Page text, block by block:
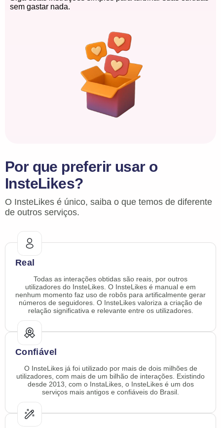
sem gastar nada.
Por que preferir usar o
InsteLikes?
O InsteLikes é único, saiba o que temos de diferente
de outros serviços.
Real
Todas as interações obtidas são reais, por outros
utilizadores do InsteLikes. O InsteLikes é manual e em
nenhum momento faz uso de robôs para artificalmente gerar
números de seguidores. O InsteLikes valoriza a criação de
relação significativa e relevante entre os utilizadores.
Confiável
O InsteLikes já foi utilizado por mais de dois milhões de
utilizadores, com mais de um bilhão de interações. Existindo
desde 2013, com o InstaLikes, o InsteLikes é um dos
serviços mais antigos e confiáveis do Brasil.